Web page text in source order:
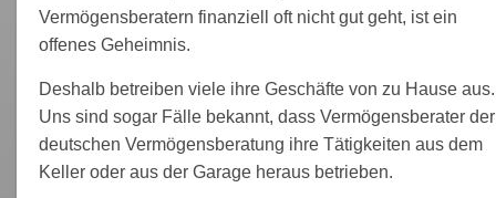
Vermögensberatern finanziell oft nicht gut geht, ist ein
offenes Geheimnis.
Deshalb betreiben viele ihre Geschäfte von zu Hause aus.
Uns sind sogar Fälle bekannt, dass Vermögensberater der
deutschen Vermögensberatung ihre Tätigkeiten aus dem
Keller oder aus der Garage heraus betrieben.